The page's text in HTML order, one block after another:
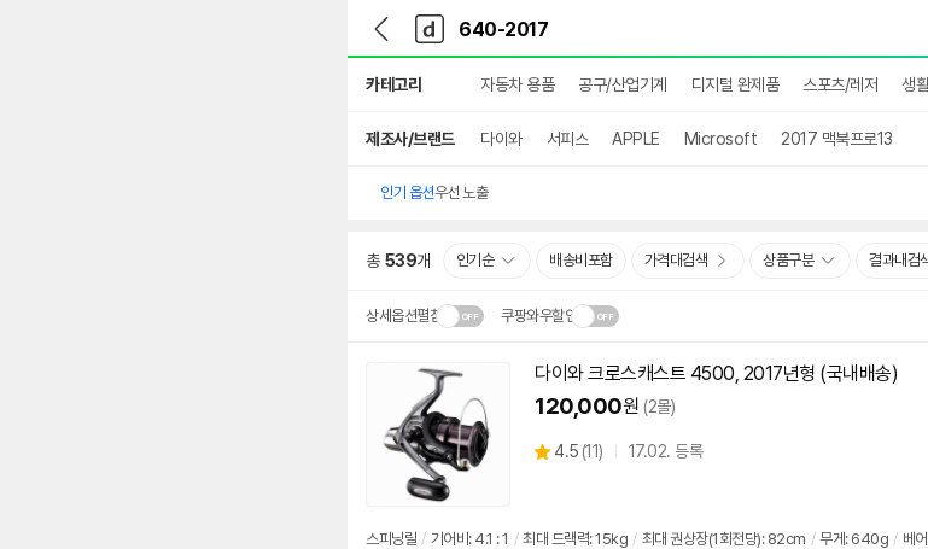
다
나
와
가
기
다
와
메
인
카테고리 자동차 용품 공구/산업기계 디지털 완제품 스포츠/레저 생
제조사/브랜드 다이와 서피스 APPLE Microsoft 2017 맥북프로13
인기 옵션우선 노출
총 539개 인기순 배송비포함 가격대검색 상품구분 결과내검
상세옵션펼침 쿠팡와우할인
설치 환경·지역에 따라
배송·설치비가 달라집니다.
기
다이와 크로스캐스트 4500, 2017년형 (국내배송)
120,000원 (2몰)
별
4.5 (상
뷰
11) 17.02. 등록
스피닝릴 / 기어비: 4.1 : 1 / 최대 드랙력: 15kg / 최대 권상장(1회전당): 82cm / 무게: 640g / 베